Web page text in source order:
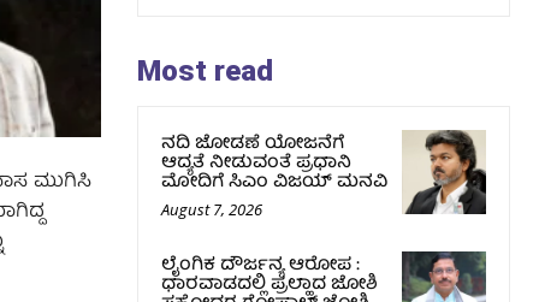
ಮುಗಿಸಿ
Most read
ನದಿ ಜೋಡಣೆ ಯೋಜನೆಗೆ
ಆದ್ಯತೆ ನೀಡುವಂತೆ ಪ್ರಧಾನಿ
ಮೋದಿಗೆ ಸಿಎಂ ವಿಜಯ್‌ ಮನವಿ
August 7, 2026
ಲೈಂಗಿಕ ದೌರ್ಜನ್ಯ ಆರೋಪ :
ಧಾರವಾಡದಲ್ಲಿ ಪ್ರಲ್ಹಾದ ಜೋಶಿ